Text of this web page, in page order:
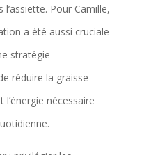
Pour Camille,
a été aussi cruciale
stratégie
réduire la graisse
nécessaire